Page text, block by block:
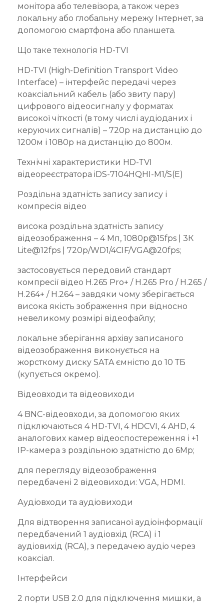
монітора або телевізора, а також через
локальну або глобальну мережу Інтернет, за
допомогою смартфона або планшета.
Що таке технологія HD-TVI
HD-TVI (High-Definition Transport Video
Interface) – інтерфейс передачі через
коаксіальний кабель (або звиту пару)
цифрового відеосигналу у форматах
високої чіткості (в тому числі аудіоданих і
керуючих сигналів) – 720p на дистанцію до
1200м і 1080p на дистанцію до 800м.
Технічні характеристики HD-TVI
відеореєстратора iDS-7104HQHI-M1/S(E)
Роздільна здатність запису запису і
компресія відео
висока роздільна здатність запису
відеозображення – 4 Мп, 1080p@15fps | 3К
Lite@12fps | 720p/WD1/4CIF/VGA@20fps;
застосовується передовий стандарт
компресії відео H.265 Pro+ / H.265 Pro / H.265 /
H.264+ / H.264 – завдяки чому зберігається
висока якість зображення при відносно
невеликому розмірі відеофайлу;
локальне зберігання архіву записаного
відеозображення виконується на
жорсткому диску SATA ємністю до 10 ТБ
(купується окремо).
Відеовходи та відеовиходи
4 BNC-відеовходи, за допомогою яких
підключаються 4 HD-TVI, 4 HDCVI, 4 AHD, 4
аналогових камер відеоспостереження і +1
IP-камера з роздільною здатністю до 6Mp;
для перегляду відеозображення
передбачені 2 відеовиходи: VGA, HDMI.
Аудіовходи та аудіовиходи
Для відтворення записаної аудіоінформації
передбачений 1 аудіовхід (RCA) і 1
аудіовихід (RCA), з передачею аудіо через
коаксіал.
Інтерфейси
2 порти USB 2.0 для підключення мишки, а